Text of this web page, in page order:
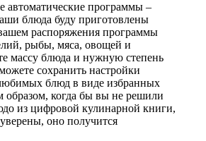
автоматические программы –
блюда буду приготовлены
распоряжения программы
рыбы, мяса, овощей и
массу блюда и нужную степень
сохранить настройки
блюд в виде избранных
образом, когда бы вы не решили
из цифровой кулинарной книги,
оно получится